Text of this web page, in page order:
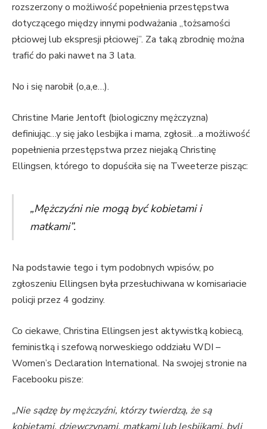
rozszerzony o możliwość popełnienia przestępstwa
dotyczącego między innymi podważania „tożsamości
płciowej lub ekspresji płciowej”. Za taką zbrodnię można
trafić do paki nawet na 3 lata.
No i się narobił (o,a,e…).
Christine Marie Jentoft (biologiczny mężczyzna)
definiując…y się jako lesbijka i mama, zgłosił…a możliwość
popełnienia przestępstwa przez niejaką Christinę
Ellingsen, którego to dopuściła się na Tweeterze pisząc:
„Mężczyźni nie mogą być kobietami i
matkami”.
Na podstawie tego i tym podobnych wpisów, po
zgłoszeniu Ellingsen była przesłuchiwana w komisariacie
policji przez 4 godziny.
Co ciekawe, Christina Ellingsen jest aktywistką kobiecą,
feministką i szefową norweskiego oddziału WDI –
Women’s Declaration International. Na swojej stronie na
Facebooku pisze:
„Nie sądzę by mężczyźni, którzy twierdzą, że są